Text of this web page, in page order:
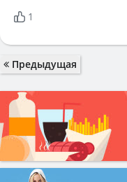
1
Предыдущая